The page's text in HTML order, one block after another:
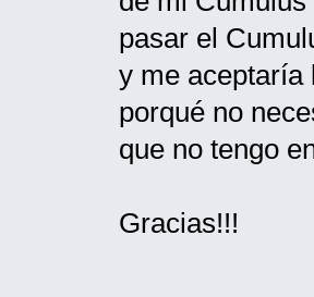
pasar el
y me aceptaría
porqué no
que no tengo
Gracias!!!